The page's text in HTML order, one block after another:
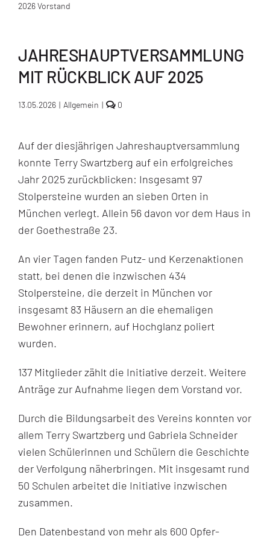
2026 Vorstand
JAHRESHAUPTVERSAMMLUNG
MIT RÜCKBLICK AUF 2025
13.05.2026 | Allgemein | 0comments
Rückblick
2025
Auf der diesjährigen Jahreshauptversammlung
konnte Terry Swartzberg auf ein erfolgreiches
Jahr 2025 zurückblicken: Insgesamt 97
Stolpersteine wurden an sieben Orten in
München verlegt. Allein 56 davon vor dem Haus in
der Goethestraße 23.
An vier Tagen fanden Putz- und Kerzenaktionen
statt, bei denen die inzwischen 434
Stolpersteine, die derzeit in München vor
insgesamt 83 Häusern an die ehemaligen
Bewohner erinnern, auf Hochglanz poliert
wurden.
137 Mitglieder zählt die Initiative derzeit. Weitere
Anträge zur Aufnahme liegen dem Vorstand vor.
Durch die Bildungsarbeit des Vereins konnten vor
allem Terry Swartzberg und Gabriela Schneider
vielen Schülerinnen und Schülern die Geschichte
der Verfolgung näherbringen. Mit insgesamt rund
50 Schulen arbeitet die Initiative inzwischen
zusammen.
Den Datenbestand von mehr als 600 Opfer-